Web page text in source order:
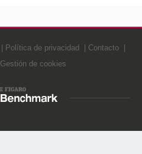
Política de privacidad
Contacto
Gestión de cookies